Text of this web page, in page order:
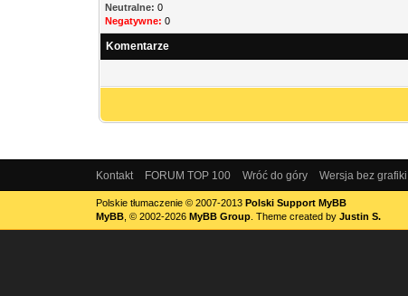
Neutralne: 0
Negatywne: 0
Komentarze
Kontakt FORUM TOP 100 Wróć do góry Wersja bez grafiki
Polskie tłumaczenie © 2007-2013 Polski Support MyBB
MyBB, © 2002-2026 MyBB Group. Theme created by Justin S.